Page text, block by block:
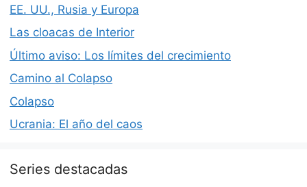
EE. UU., Rusia y Europa
Las cloacas de Interior
Último aviso: Los límites del crecimiento
Camino al Colapso
Colapso
Ucrania: El año del caos
Series destacadas